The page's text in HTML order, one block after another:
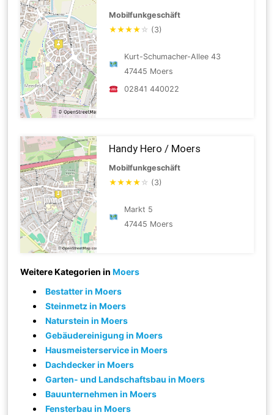
Mobilfunkgeschäft
★★★★ ☆ (3)
Kurt-Schumacher-Allee 43
47445 Moers
02841 440022
Handy Hero / Moers
Mobilfunkgeschäft
★★★★ ☆ (3)
Markt 5
47445 Moers
Weitere Kategorien inMoers
Bestatter in Moers
Steinmetz in Moers
Naturstein in Moers
Gebäudereinigung in Moers
Hausmeisterservice in Moers
Dachdecker in Moers
Garten- und Landschaftsbau in Moers
Bauunternehmen in Moers
Fensterbau in Moers